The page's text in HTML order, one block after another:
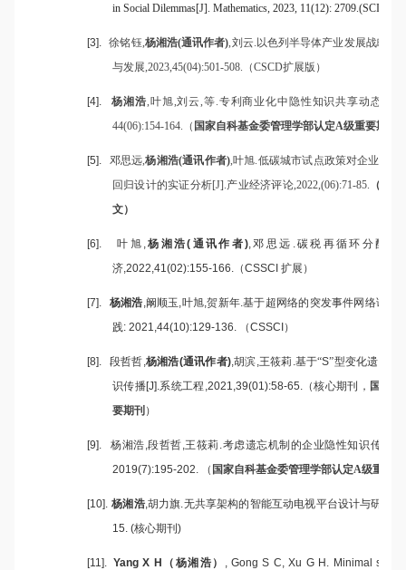
in Social Dilemmas[J]. Mathematics, 2023, 11(12): 2709.(SCI,
[3]. 徐铭钰 杨湘浩(通讯作者) 刘云 以色列半导体产业发展战略及
与发展 ,2023,45(04):501-508. （CSCD扩展版）
[4]. 杨湘浩 叶旭 刘云 等 专利商业化中隐性知识共享动态演
44(06):154-164.
（ 国家自科基金委管理学部认定A级重要期刊
[5]. 邓思远 ,杨湘浩(通讯作者), 叶旭 低碳城市试点政策对企业技术
回归设计的实证分析[J]. 产业经济评论,2022,(06):71-85. （
文）
[6]. 叶旭 杨湘浩( 通讯作者) 邓思远 碳税再循环分配效
济 ,2022,41(02):155-166. （CSSCI 扩展）
[7]. 杨湘浩 阚顺玉 叶旭 ,贺新年 .基于超网络的突发事件网络谣言
践: 2021,44(10):129-136. （CSSCI）
[8]. 段哲哲 杨湘浩(通讯作者), 胡滨 王筱莉 基于“S”型变化遗忘率
识传播[J]. 系统工程 ,2021,39(01):58-65. （核心期刊， 国家
要期刊 ）
[9]. 杨湘浩 段哲哲 王筱莉 考虑遗忘机制的企业隐性知识传播
2019(7):195-202.
（ 国家自科基金委管理学部认定A级重要
[10]. 杨湘浩, 胡力旗 无共享架构的智能互动电视平台设计与研究
15. (核心期刊)
[11]. Yang X H （杨湘浩）
, Gong S C, Xu G H. Minimal